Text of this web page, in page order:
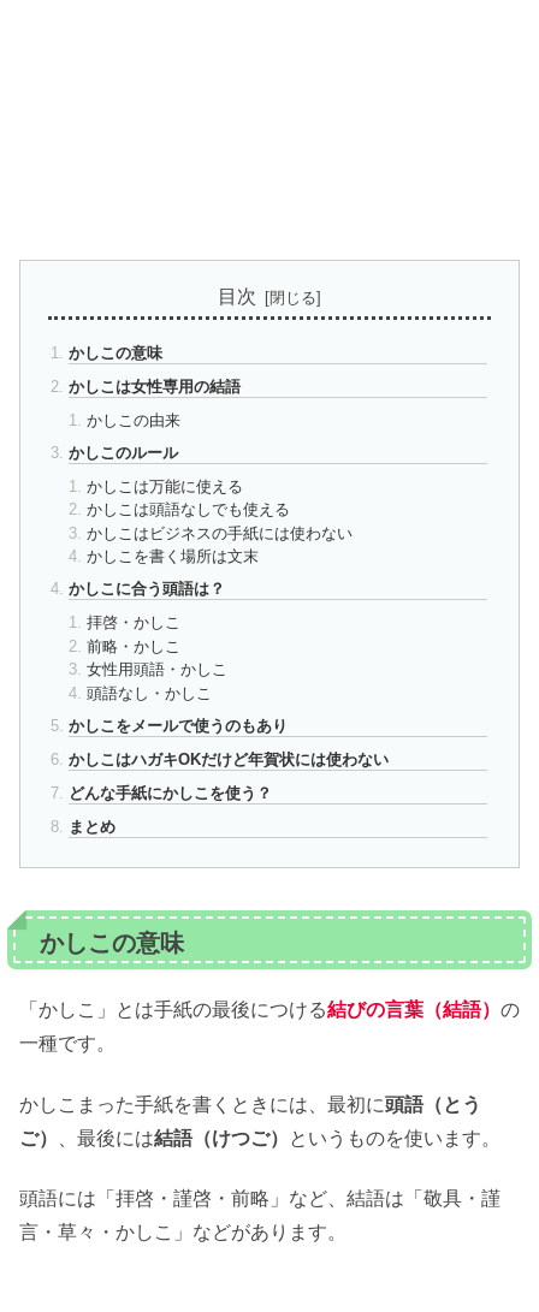
目次
かしこの意味
かしこは女性専用の結語
かしこの由来
かしこのルール
かしこは万能に使える
かしこは頭語なしでも使える
かしこはビジネスの手紙には使わない
かしこを書く場所は文末
かしこに合う頭語は？
拝啓・かしこ
前略・かしこ
女性用頭語・かしこ
頭語なし・かしこ
かしこをメールで使うのもあり
かしこはハガキOKだけど年賀状には使わない
どんな手紙にかしこを使う？
まとめ
かしこの意味
「かしこ」とは手紙の最後につける結びの言葉（結語） の
一種です。
かしこまった手紙を書くときには、最初に頭語（とう
ご）
、最後には結語（けつご） というものを使います。
頭語には「拝啓・謹啓・前略」など、結語は「敬具・謹
言・草々・かしこ」などがあります。